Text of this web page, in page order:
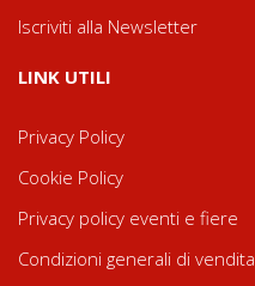
Iscriviti alla Newsletter
LINK UTILI
Privacy Policy
Cookie Policy
Privacy policy eventi e fiere
Condizioni generali di vendita